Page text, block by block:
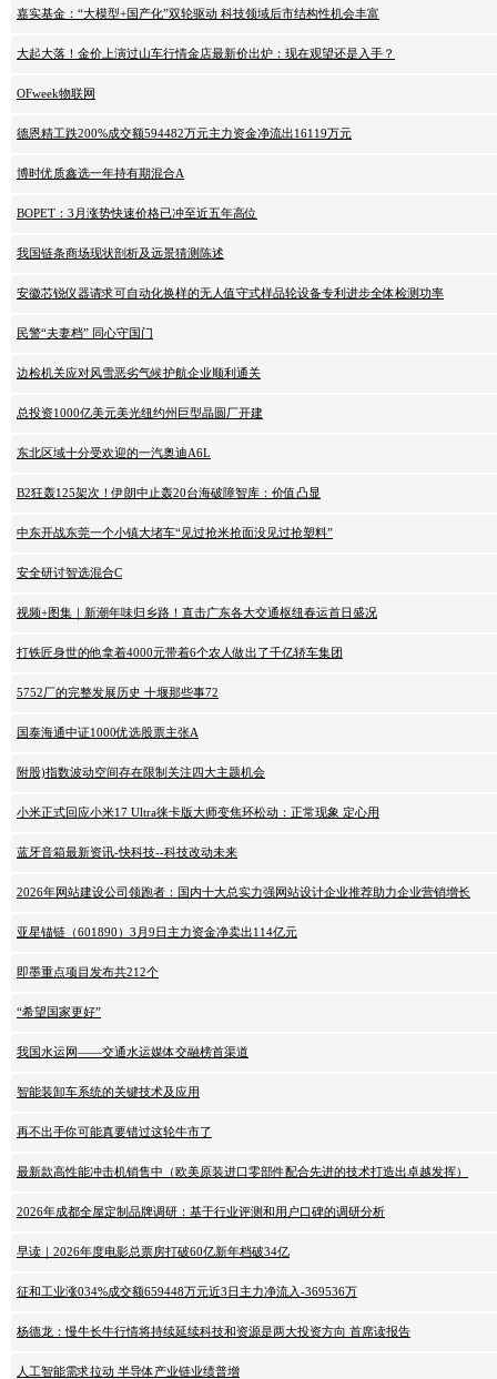
嘉实基金：“大模型+国产化”双轮驱动 科技领域后市结构性机会丰富
大起大落！金价上演过山车行情金店最新价出炉：现在观望还是入手？
OFweek物联网
德恩精工跌200%成交额594482万元主力资金净流出16119万元
博时优质鑫选一年持有期混合A
BOPET：3月涨势快速价格已冲至近五年高位
我国链条商场现状剖析及远景猜测陈述
安徽芯锐仪器请求可自动化换样的无人值守式样品轮设备专利进步全体检测功率
民警“夫妻档” 同心守国门
边检机关应对风雪恶劣气候护航企业顺利通关
总投资1000亿美元美光纽约州巨型晶圆厂开建
东北区域十分受欢迎的一汽奥迪A6L
B2狂轰125架次！伊朗中止轰20台海破障智库：价值凸显
中东开战东莞一个小镇大堵车“见过抢米抢面没见过抢塑料”
安全研讨智选混合C
视频+图集｜新潮年味归乡路！直击广东各大交通枢纽春运首日盛况
打铁匠身世的他拿着4000元带着6个农人做出了千亿轿车集团
5752厂的完整发展历史 十堰那些事72
国泰海通中证1000优选股票主张A
附股)指数波动空间存在限制关注四大主题机会
小米正式回应小米17 Ultra徕卡版大师变焦环松动：正常现象 定心用
蓝牙音箱最新资讯-快科技--科技改动未来
2026年网站建设公司领跑者：国内十大总实力强网站设计企业推荐助力企业营销增长
亚星锚链（601890）3月9日主力资金净卖出114亿元
即墨重点项目发布共212个
“希望国家更好”
我国水运网——交通水运媒体交融榜首渠道
智能装卸车系统的关键技术及应用
再不出手你可能真要错过这轮牛市了
最新款高性能冲击机销售中（欧美原装进口零部件配合先进的技术打造出卓越发挥）
2026年成都全屋定制品牌调研：基于行业评测和用户口碑的调研分析
早读｜2026年度电影总票房打破60亿新年档破34亿
征和工业涨034%成交额659448万元近3日主力净流入-369536万
杨德龙：慢牛长牛行情将持续延续科技和资源是两大投资方向 首席读报告
人工智能需求拉动 半导体产业链业绩普增